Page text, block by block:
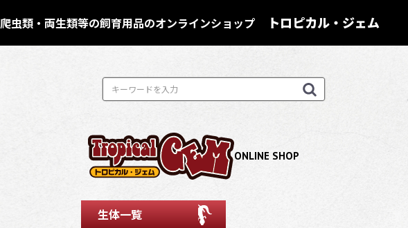
爬虫類・両生類等の飼育用品のオンラインショップ トロピカル・ジェム
ONLINE SHOP
生体一覧